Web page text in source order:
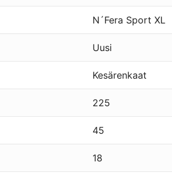
N´Fera Sport XL
Uusi
Kesärenkaat
225
45
18